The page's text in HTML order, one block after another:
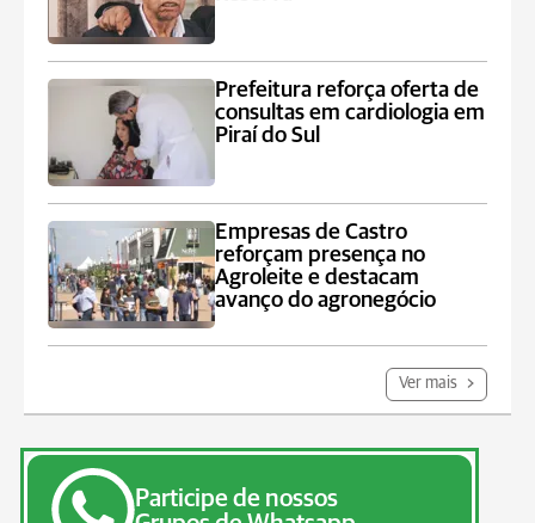
Prefeitura reforça oferta de
consultas em cardiologia em
Piraí do Sul
Empresas de Castro
reforçam presença no
Agroleite e destacam
avanço do agronegócio
Ver mais
Participe de nossos